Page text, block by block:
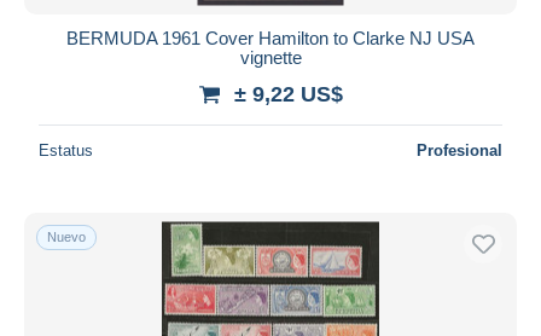
BERMUDA 1961 Cover Hamilton to Clarke NJ USA
vignette
± 9,22 US$
Estatus Profesional
Nuevo